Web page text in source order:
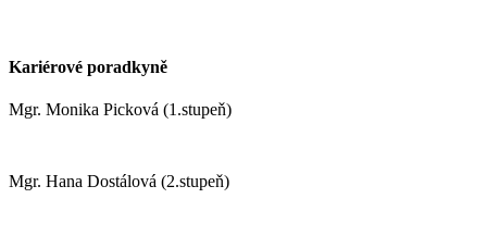
Kariérové poradkyně
Mgr. Monika Picková (1.stupeň)
Mgr. Hana Dostálová (2.stupeň)